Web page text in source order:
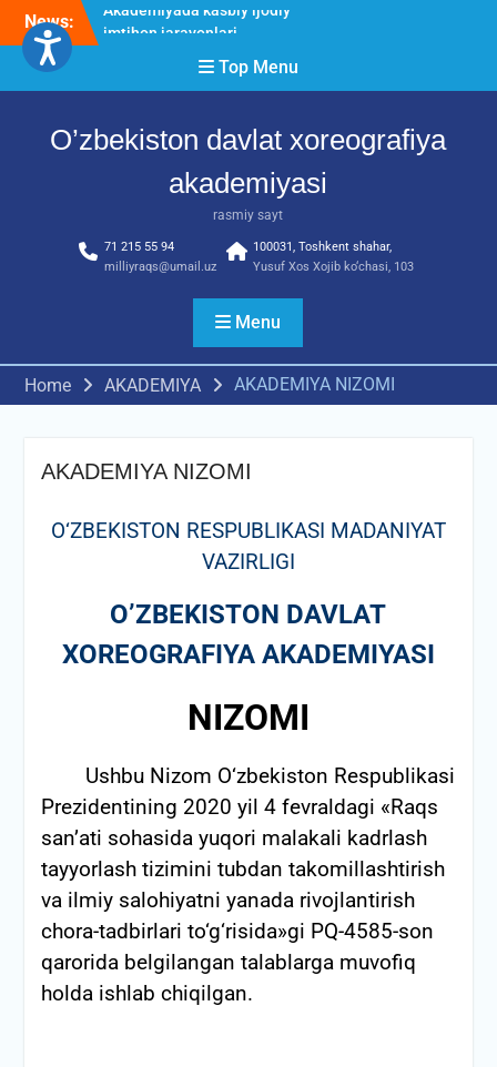
Skip
content
News:
O’ZBEKISTON DAVLAT
AKADEMIYASIDA
о‘tkazilgan kasbiy (ijodiy)
Diqqat e’lon!
Top Menu
O’zbekiston davlat xoreografiya
akademiyasi
rasmiy sayt
71 215 55 94
milliyraqs@umail.uz
100031, Toshkent shahar,
Yusuf Xos Xojib ko‘chasi, 103
Menu
Home AKADEMIYA AKADEMIYA NIZOMI
AKADEMIYA NIZOMI
O‘ZBEKISTON RESPUBLIKASI MADANIYAT
VAZIRLIGI
O’ZBEKISTON DAVLAT
XOREOGRAFIYA AKADEMIYASI
NIZOMI
Ushbu Nizom O‘zbekiston Respublikasi
Prezidentining 2020 yil 4 fevraldagi «Raqs
san’ati sohasida yuqori malakali kadrlash
tayyorlash tizimini tubdan takomillashtirish
va ilmiy salohiyatni yanada rivojlantirish
chora-tadbirlari to‘g‘risida»gi PQ-4585-son
qarorida belgilangan talablarga muvofiq
holda ishlab chiqilgan.